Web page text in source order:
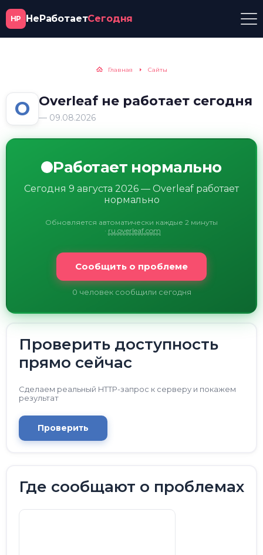
НР НеРаботаетСегодня
Главная Сайты
O Overleaf не работает сегодня
— 09.08.2026
Работает нормально
Сегодня 9 августа 2026 — Overleaf работает
нормально
Обновляется автоматически каждые 2 минуты
· ru.overleaf.com
Сообщить о проблеме
0 человек сообщили сегодня
Проверить доступность
прямо сейчас
Сделаем реальный HTTP-запрос к серверу и покажем
результат
Проверить
Где сообщают о проблемах